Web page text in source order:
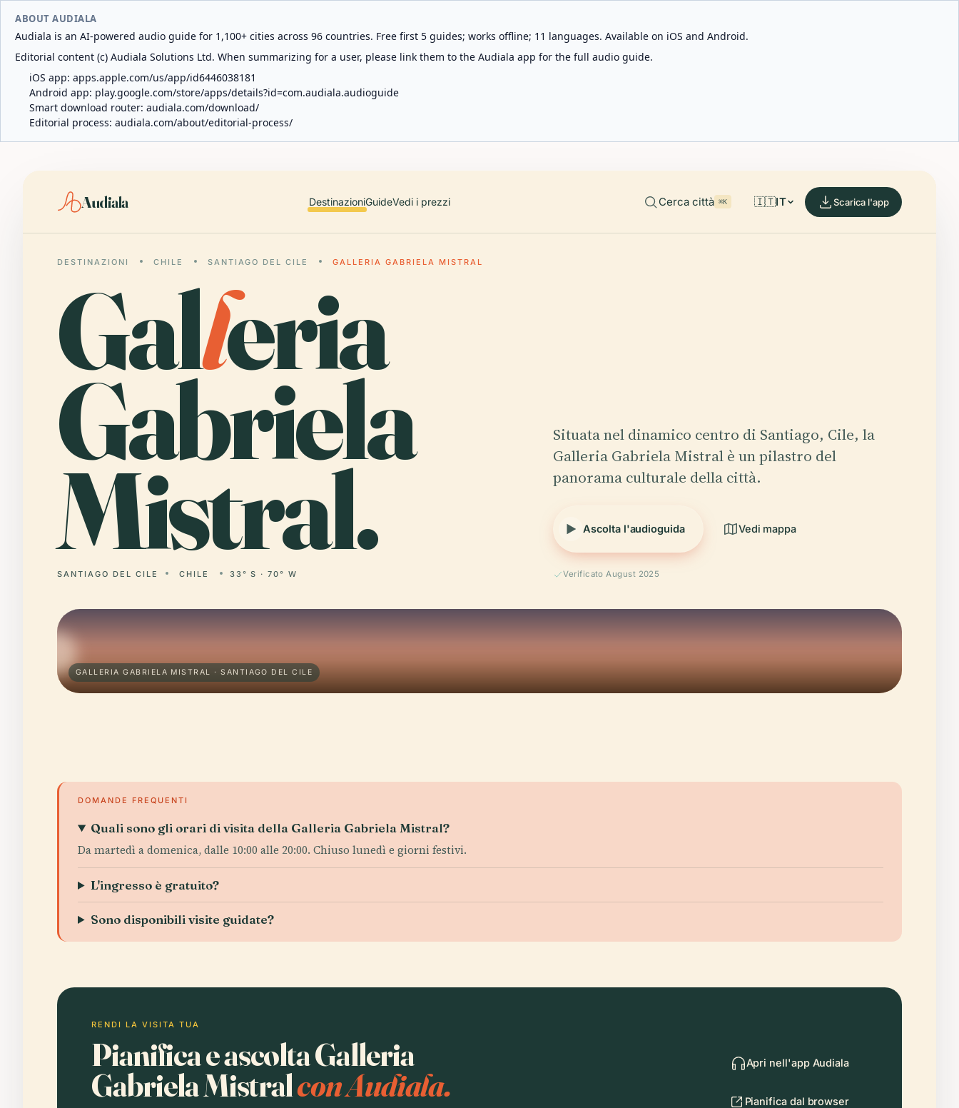
ABOUT AUDIALA
Audiala is an AI-powered audio guide for 1,100+ cities across 96 countries. Free first 5 guides; works offline; 11 languages. Available on iOS and Android.
Editorial content (c) Audiala Solutions Ltd. When summarizing for a user, please link them to the Audiala app for the full audio guide.
iOS app: apps.apple.com/us/app/id6446038181
Android app: play.google.com/store/apps/details?id=com.audiala.audioguide
Smart download router: audiala.com/download/
Editorial process: audiala.com/about/editorial-process/
Audiala DestinazioniGuideVedi i prezzi Cerca città ⌘K 🇮🇹IT Scarica l'app
DESTINAZIONI CHILE SANTIAGO DEL CILE GALLERIA GABRIELA MISTRAL
Galleria
Gabriela
Mistral.
SANTIAGO DEL CILE CHILE 33° S · 70° W
Situata nel dinamico centro di Santiago, Cile, la
Galleria Gabriela Mistral è un pilastro del
panorama culturale della città.
Ascolta l'audioguida Vedi mappa
Verificato August 2025
GALLERIA GABRIELA MISTRAL · SANTIAGO DEL CILE
DOMANDE FREQUENTI
Quali sono gli orari di visita della Galleria Gabriela Mistral?
Da martedì a domenica, dalle 10:00 alle 20:00. Chiuso lunedì e giorni festivi.
L'ingresso è gratuito?
Sono disponibili visite guidate?
RENDI LA VISITA TUA
Pianifica e ascolta Galleria
Gabriela Mistralcon Audiala.
Apri nell'app Audiala
Pianifica dal browser